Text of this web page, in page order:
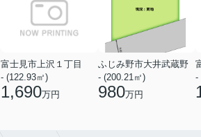
富士見市上沢１丁目
- (122.93㎡)
1,690万円
ふじみ野市大井武蔵野
- (200.21㎡)
980万円
-